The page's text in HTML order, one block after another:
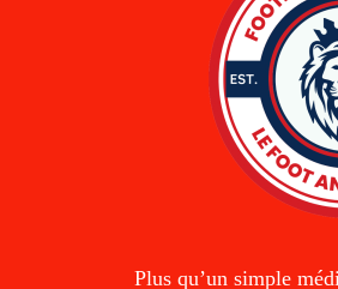
Plus qu’un simple